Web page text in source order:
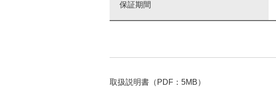
保証期間
取扱説明書（PDF：5MB）